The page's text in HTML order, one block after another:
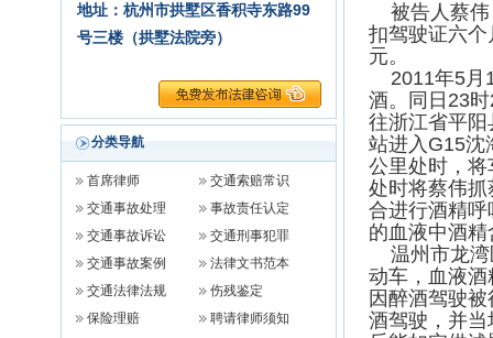
地址：杭州市拱墅区香积寺东路99
号三楼（拱墅法院旁）
分类导航
首席律师
交通索赔常识
交通事故处理
事故责任认定
交通事故诉讼
交通刑事犯罪
交通事故案例
法律文书范本
交通法律法规
伤残鉴定
保险理赔
聘请律师须知
被告人蔡伟
扣驾驶证六
元。
2011年5月
酒。同日23
往浙江省平
站进入G15沈
公里处时，
处时将蔡伟
合进行酒精
的血液中酒
温州市龙湾
动车，血液
因醉酒驾驶
酒驾驶，并